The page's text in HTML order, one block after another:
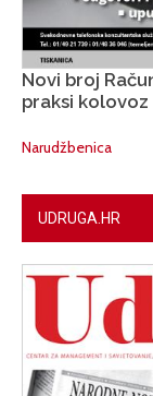
Novi broj
praksi kolovoz
Narudžbenica
UDRUGA.HR